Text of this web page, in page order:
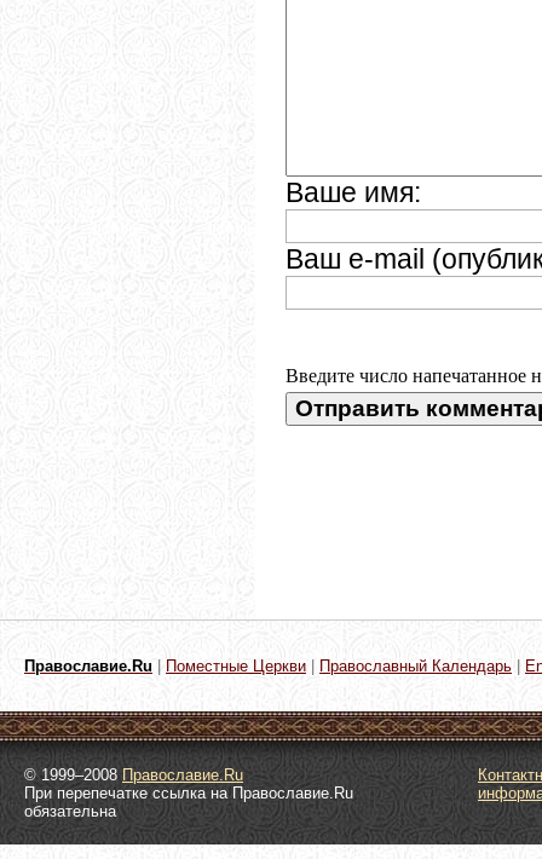
Ваше имя:
Ваш e-mail
Введите число напечатанное
Православие.Ru Поместные Церкви Православный Календарь
© 1999–2008 Православие.Ru
При перепечатке ссылка на Православие.Ru
обязательна